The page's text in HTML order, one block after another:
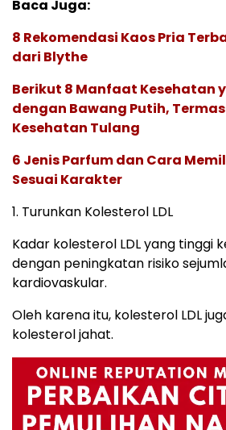
Baca Juga:
8 Rekomendasi Kaos Pria
dari Blythe
Berikut 8 Manfaat Kesehatan
dengan Bawang Putih,
Kesehatan Tulang
6 Jenis Parfum dan Cara
Sesuai Karakter
1. Turunkan Kolesterol LDL
Kadar kolesterol LDL yang tinggi
dengan peningkatan risiko
kardiovaskular.
Oleh karena itu, kolesterol LDL
kolesterol jahat.